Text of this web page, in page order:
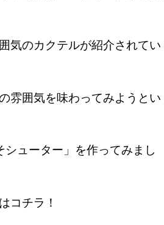
気のカクテルが紹介されてい
雰囲気を味わってみようとい
ューター」を作ってみまし
コチラ！